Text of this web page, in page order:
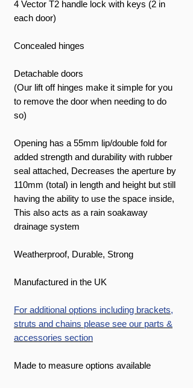
4 Vector T2 handle lock with keys (2 in
each door)
Concealed hinges
Detachable doors
(Our lift off hinges make it simple for you
to remove the door when needing to do
so)
Opening has a 55mm lip/double fold for
added strength and durability with rubber
seal attached, Decreases the aperture by
110mm (total) in length and height but still
having the ability to use the space inside,
This also acts as a rain soakaway
drainage system
Weatherproof, Durable, Strong
Manufactured in the UK
For additional options including brackets,
struts and chains please see our parts &
accessories section
Made to measure options available